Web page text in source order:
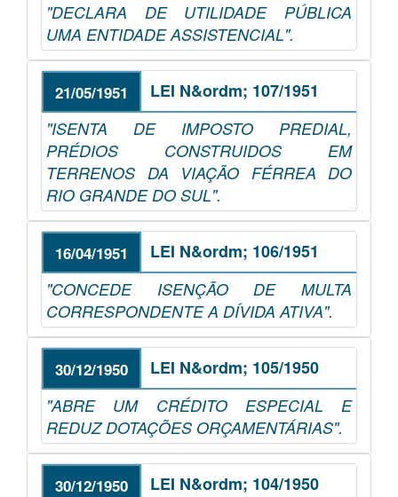
"DECLARA DE UTILIDADE PÚBLICA
UMA ENTIDADE ASSISTENCIAL".
21/05/1951 LEI N&ordm; 107/1951
"ISENTA DE IMPOSTO PREDIAL,
PRÉDIOS CONSTRUIDOS EM
TERRENOS DA VIAÇÃO FÉRREA DO
RIO GRANDE DO SUL".
16/04/1951 LEI N&ordm; 106/1951
"CONCEDE ISENÇÃO DE MULTA
CORRESPONDENTE A DÍVIDA ATIVA".
30/12/1950 LEI N&ordm; 105/1950
"ABRE UM CRÉDITO ESPECIAL E
REDUZ DOTAÇÕES ORÇAMENTÁRIAS".
30/12/1950 LEI N&ordm; 104/1950